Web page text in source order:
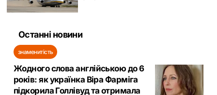
Останні новини
знаменитість
Жодного слова англійською до 6
років: як українка Віра Фарміга
підкорила Голлівуд та отримала